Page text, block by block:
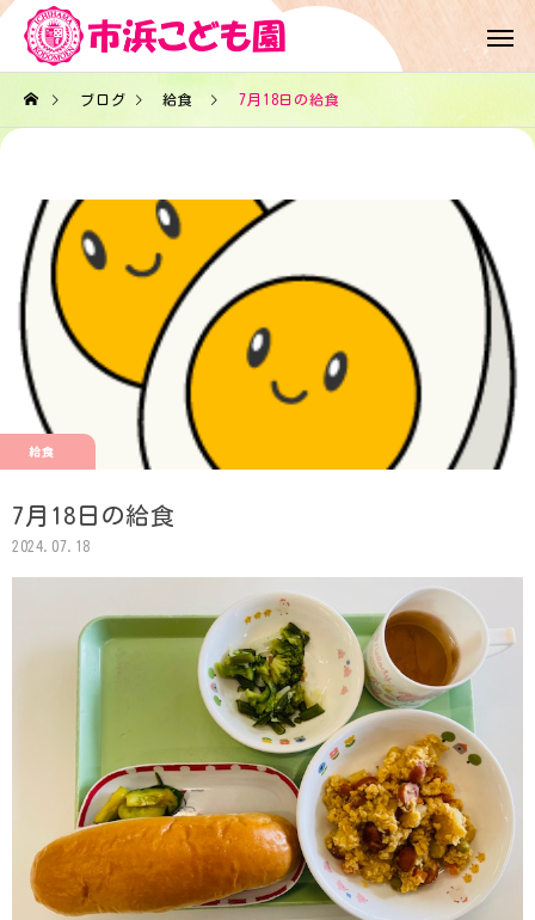
ブログ 給食 7月18日の給食
給食
7月18日の給食
2024.07.18